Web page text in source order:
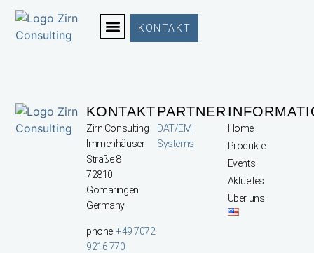
KONTAKT
KONTAKT
Zirn Consulting
Immenhäuser
Straße 8
72810
Gomaringen
Germany
phone:+49 7072
9216 770
PARTNER
DAT/EM
Systems
Home
Produkte
Events
Aktuelles
Über uns